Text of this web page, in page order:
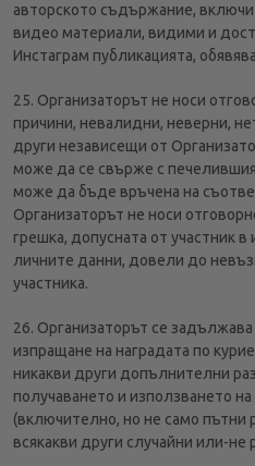
авторското съдържание,
видео материали, видими и
Инстаграм публикацията,
25. Организаторът не носи
причини, невалидни, неверни,
други независещи от
може да се свърже с
може да бъде връчена на
Организаторът не носи
грешка, допусната от участник
личните данни, довели до
участника.
26. Организаторът се
изпращане на наградата по
никакви други допълнителни
получаването и използването
(включително, но не само пътни
всякакви други случайни или-не